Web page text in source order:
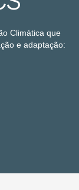
Climática que
e adaptação: